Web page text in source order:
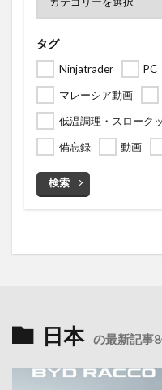
タグ
Ninjatrader PC
マレーシア動画
低温調理・スローク
備忘録
動画
検索
日本 の最新記事